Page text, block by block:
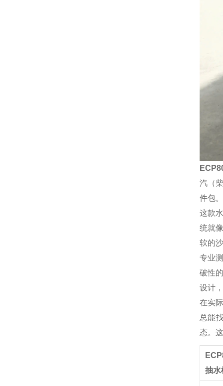
汽（
件包。
这款
统就
软的
专业
破性
设计
在实
总能
态。
抽水